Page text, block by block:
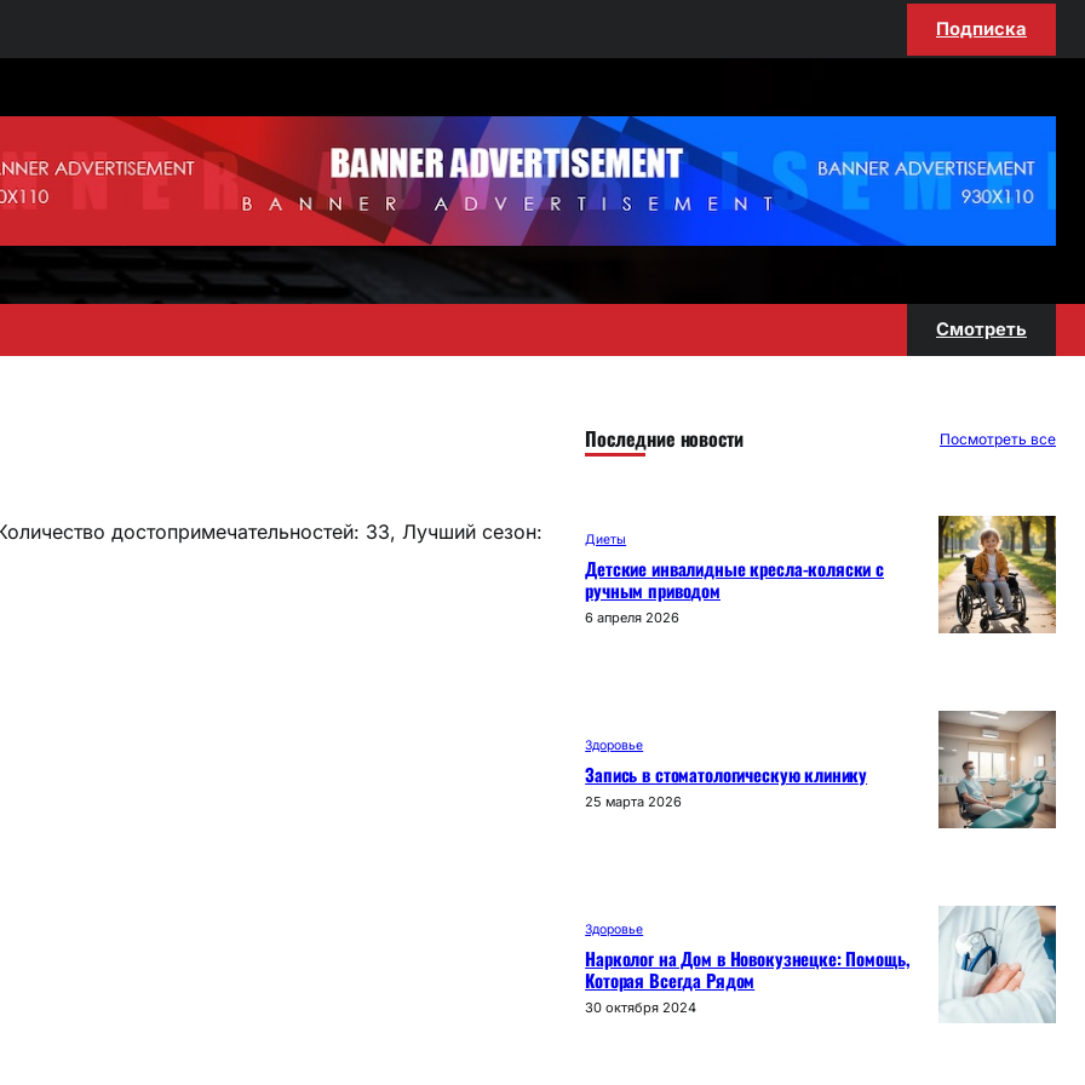
Подписка
Смотреть
достопримечательностей: 33, Лучший сезон:
Последние новости Посмотреть все
Диеты
Детские инвалидные кресла-коляски с
ручным приводом
6 апреля 2026
Здоровье
Запись в стоматологическую клинику
25 марта 2026
Здоровье
Нарколог на Дом в Новокузнецке: Помощь,
Которая Всегда Рядом
30 октября 2024